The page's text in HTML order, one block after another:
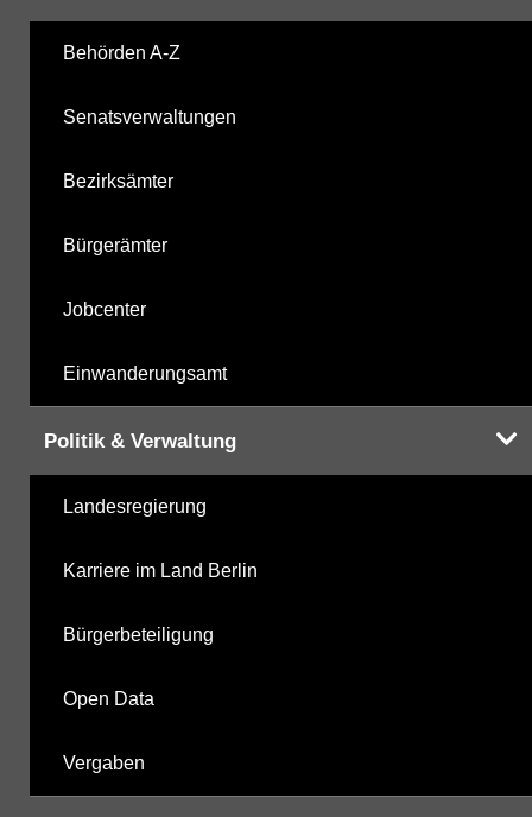
Behörden A-Z
Senatsverwaltungen
Bezirksämter
Bürgerämter
Jobcenter
Einwanderungsamt
Politik & Verwaltung
Landesregierung
Karriere im Land Berlin
Bürgerbeteiligung
Open Data
Vergaben